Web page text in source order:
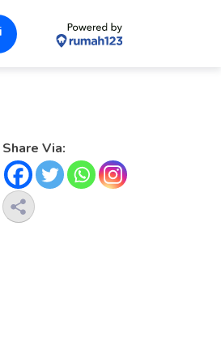
Share Via: